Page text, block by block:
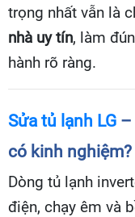
trọng nhất vẫn là
nhà uy tín, làm
hành rõ ràng.
Sửa tủ lạnh LG –
có kinh nghiệm?
Dòng tủ lạnh
điện, chạy êm và